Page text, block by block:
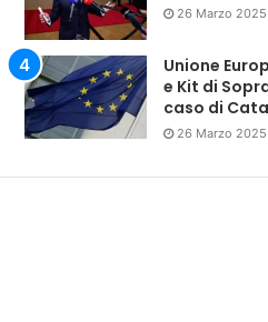
26 Marzo 2025
Unione
e Kit di
caso di
26 Marzo 2025